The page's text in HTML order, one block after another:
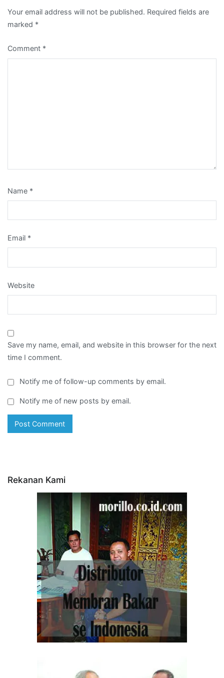
Your email address will not be published. Required fields are
marked *
Comment *
Name *
Email *
Website
Save my name, email, and website in this browser for the next
time I comment.
Notify me of follow-up comments by email.
Notify me of new posts by email.
Rekanan Kami